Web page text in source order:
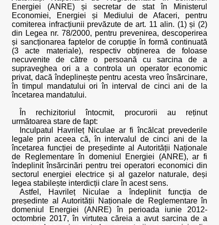
Energiei (ANRE) și secretar de stat în Ministerul
Economiei, Energiei și Mediului de Afaceri, pentru
comiterea infracțiunii prevăzute de art. 11 alin. (1) și (2)
din Legea nr. 78/2000, pentru prevenirea, descoperirea
și sancționarea faptelor de corupție în formă continuată
(3 acte materiale), respectiv obținerea de foloase
necuvenite de către o persoană cu sarcina de a
supraveghea ori a a controla un operator economic
privat, dacă îndeplinește pentru acesta vreo însărcinare,
în timpul mandatului ori în interval de cinci ani de la
încetarea mandatului.
În rechizitoriul întocmit, procurorii au reținut
următoarea stare de fapt:
Inculpatul Havrileț Niculae ar fi încălcat prevederile
legale prin aceea că, în intervalul de cinci ani de la
încetarea funcției de președinte al Autorității Naționale
de Reglementare în domeniul Energiei (ANRE), ar fi
îndeplinit însărcinări pentru trei operatori economici din
sectorul energiei electrice și al gazelor naturale, deși
legea stabilește interdicții clare în acest sens.
Astfel, Havrileț Niculae a îndeplinit funcția de
președinte al Autorității Naționale de Reglementare în
domeniul Energiei (ANRE) în perioada iunie 2012-
octombrie 2017, în virtutea căreia a avut sarcina de a